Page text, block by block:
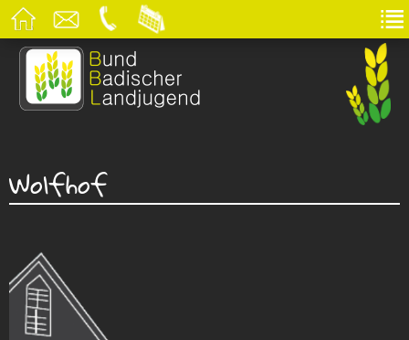
Wolfhof